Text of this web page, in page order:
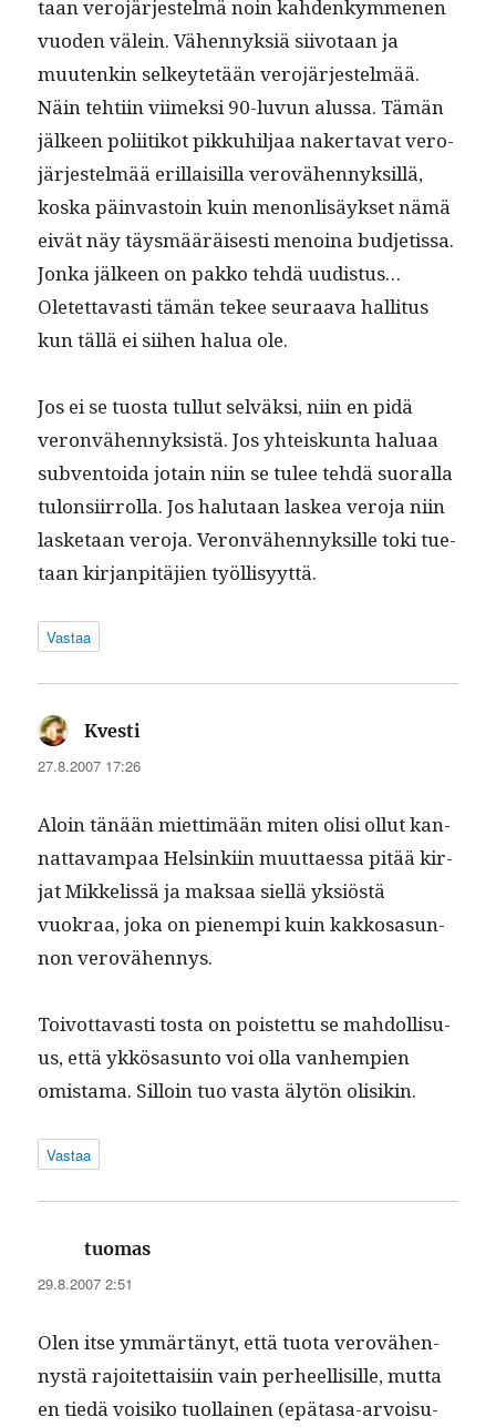
taan vero­jär­jestelmä noin kah­denkymme­nen
vuo­den välein. Vähen­nyk­siä siiv­otaan ja
muutenkin selkeytetään vero­jär­jestelmää.
Näin tehti­in viimek­si 90-luvun alus­sa. Tämän
jäl­keen poli­itikot pikkuhil­jaa naker­ta­vat vero­
jär­jestelmää eril­laisil­la verovähen­nyk­sil­lä,
kos­ka päin­vas­toin kuin menon­lisäyk­set nämä
eivät näy täys­määräis­es­ti menoina bud­jetis­sa.
Jon­ka jäl­keen on pakko tehdä uud­is­tus…
Oletet­tavasti tämän tekee seu­raa­va hal­li­tus
kun täl­lä ei siihen halua ole.
Jos ei se tuos­ta tul­lut selväk­si, niin en pidä
veron­vähen­nyk­sistä. Jos yhteiskun­ta halu­aa
sub­ven­toi­da jotain niin se tulee tehdä suo­ral­la
tulon­si­ir­rol­la. Jos halu­taan laskea vero­ja niin
las­ke­taan vero­ja. Veron­vähen­nyk­sille toki tue­
taan kir­jan­pitäjien työllisyyttä.
Vastaa
Kvesti
27.8.2007 17:26
Aloin tänään miet­timään miten olisi ollut kan­
nat­tavam­paa Helsinki­in muut­taes­sa pitää kir­
jat Mikke­lis­sä ja mak­saa siel­lä yksiöstä
vuokraa, joka on pienem­pi kuin kakkosasun­
non verovähennys.
Toiv­ot­tavasti tos­ta on pois­tet­tu se mah­dol­lisu­
us, että ykkösasun­to voi olla van­hempi­en
omis­ta­ma. Sil­loin tuo vas­ta älytön olisikin.
Vastaa
tuomas
29.8.2007 2:51
Olen itse ymmärtänyt, että tuo­ta verovähen­
nys­tä rajoitet­taisi­in vain per­heel­lisille, mut­ta
en tiedä voisiko tuol­lainen (epä­tasa-arvoisu­